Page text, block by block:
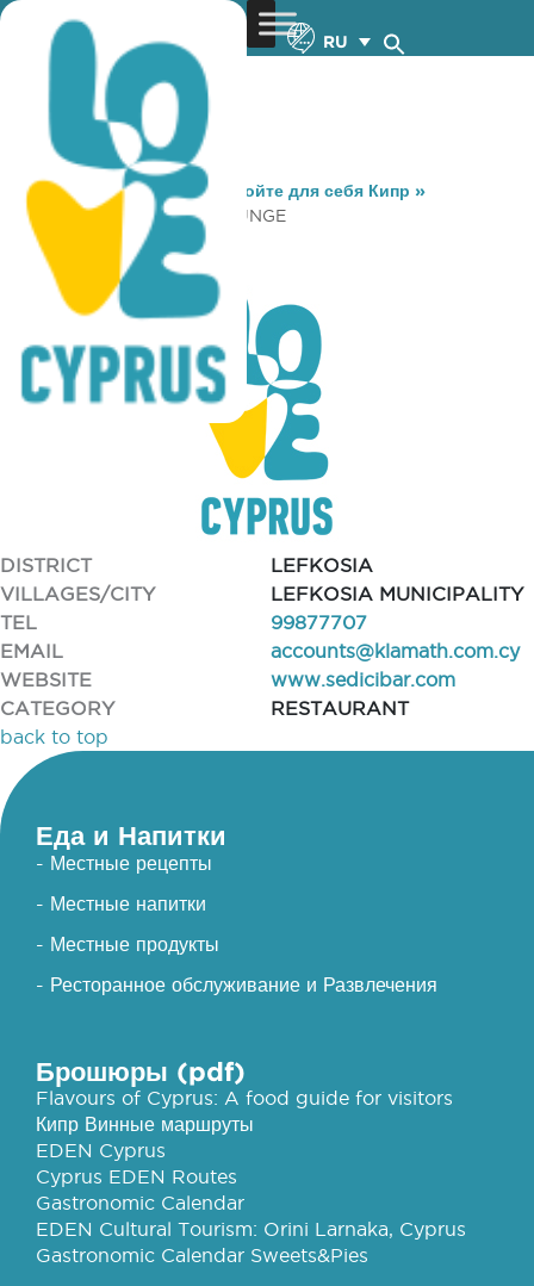
RU
You are here: Home »Откройте для себя Кипр »
Gastronomy
» SANTAI LOUNGE
SANTAI LOUNGE
DISTRICT
LEFKOSIA
VILLAGES/CITY
LEFKOSIA MUNICIPALITY
TEL
99877707
EMAIL
accounts@klamath.com.cy
WEBSITE
www.sedicibar.com
CATEGORY
RESTAURANT
back to top
Еда и Напитки
- Местные рецепты
- Местные напитки
- Местные продукты
- Ресторанное обслуживание и Развлечения
Брошюры (pdf)
Flavours of Cyprus: A food guide for visitors
Кипр Винные маршруты
EDEN Cyprus
Cyprus EDEN Routes
Gastronomic Calendar
EDEN Cultural Tourism: Orini Larnaka, Cyprus
Gastronomic Calendar Sweets&Pies